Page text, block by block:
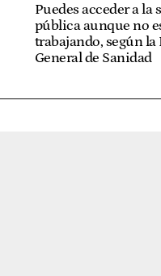
Puedes acceder a la
pública aunque no
trabajando, según la
General de Sanidad